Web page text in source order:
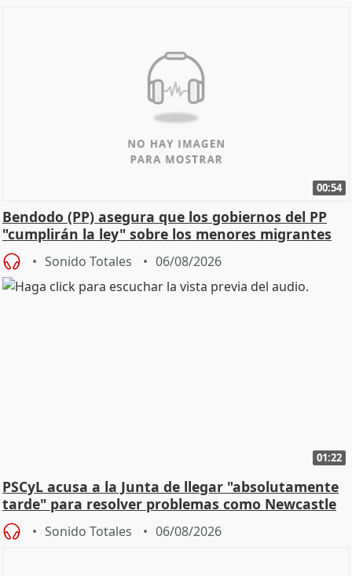
00:54
Bendodo (PP) asegura que los gobiernos del PP
"cumplirán la ley" sobre los menores migrantes
Sonido Totales 06/08/2026
01:22
PSCyL acusa a la Junta de llegar "absolutamente
tarde" para resolver problemas como Newcastle
Sonido Totales 06/08/2026